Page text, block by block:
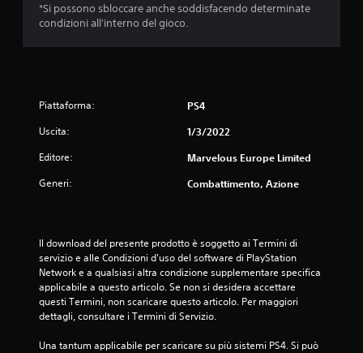
*Si possono sbloccare anche soddisfacendo determinate
condizioni all'interno del gioco.
Piattaforma: PS4
Uscita: 1/3/2022
Editore: Marvelous Europe Limited
Generi: Combattimento, Azione
Il download del presente prodotto è soggetto ai Termini di
servizio e alle Condizioni d'uso del software di PlayStation
Network e a qualsiasi altra condizione supplementare specifica
applicabile a questo articolo. Se non si desidera accettare
questi Termini, non scaricare questo articolo. Per maggiori
dettagli, consultare i Termini di Servizio.
Una tantum applicabile per scaricare su più sistemi PS4. Si può